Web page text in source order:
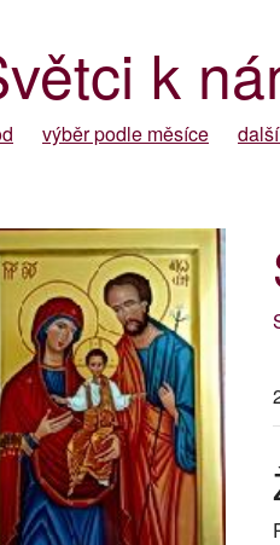
k
výběr podle měsíce